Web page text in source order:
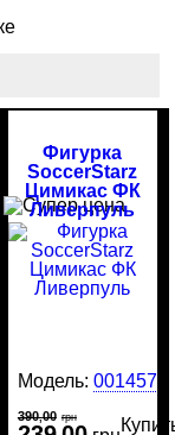
Фигурка
SoccerStarz
Цимикас ФК
Ливерпуль
Модель: 0014577
390,00 грн